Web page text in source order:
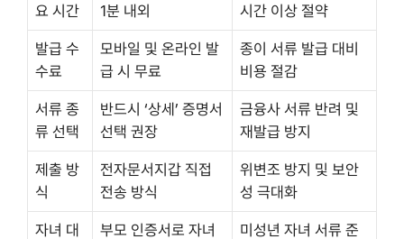
요 시간
1분 내외
시간 이상 절약
발급 수
수료
모바일 및 온라인 발
급 시 무료
종이 서류 발급 대비
비용 절감
서류 종
류 선택
반드시 ‘상세’ 증명서
선택 권장
금융사 서류 반려 및
재발급 방지
제출 방
식
전자문서지갑 직접
전송 방식
위변조 방지 및 보안
성 극대화
자녀 대
부모 인증서로 자녀
미성년 자녀 서류 준